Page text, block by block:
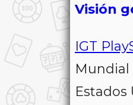
Visión
IGT
Mundial
Estados